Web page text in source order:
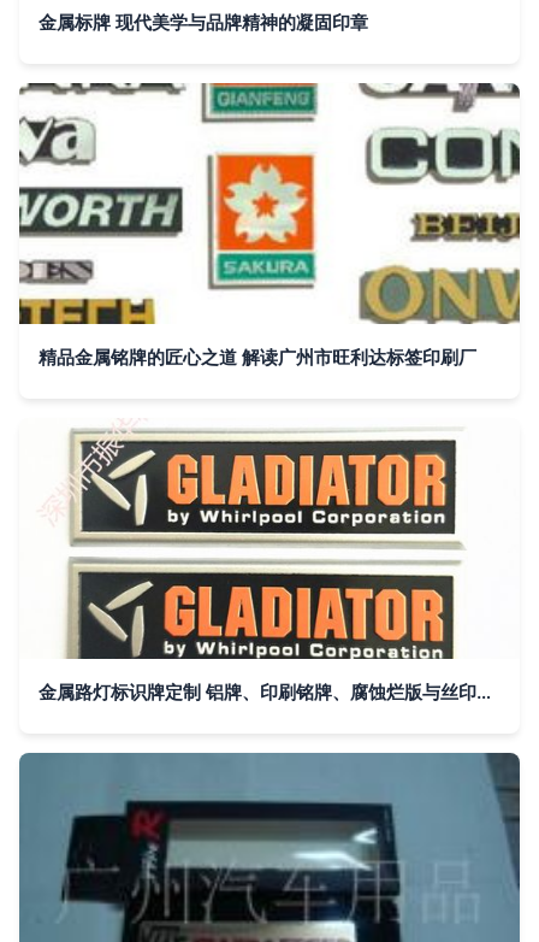
金属标牌 现代美学与品牌精神的凝固印章
精品金属铭牌的匠心之道 解读广州市旺利达标签印刷厂
金属路灯标识牌定制 铝牌、印刷铭牌、腐蚀烂版与丝印UV商标的综合指南